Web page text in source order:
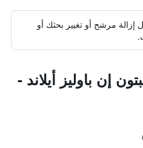
إزالة مرشح أو تغيير بحثك أو
إن باوليز أيلاند -